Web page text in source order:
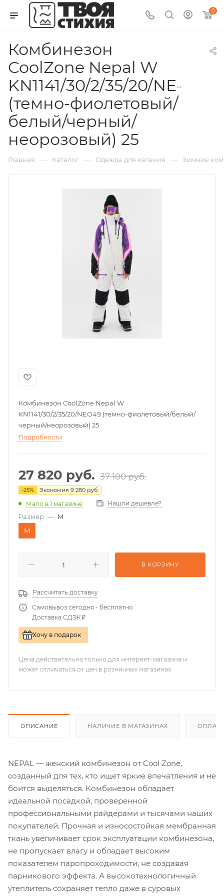
0
Комбинезон
CoolZone Nepal W
KN1141/30/2/35/20/NEO49
(темно-фиолетовый/
белый/черный/
неорозовый) 25
Главная — Каталог — Одежда для катания — Зимние
Комбинезон CoolZone Nepal W
KN1141/30/2/35/20/NEO49 (темно-фиолетовый/белый/
черный/неорозовый) 25
Подробности
27 820 руб. 37 100руб.
-25% Экономия 9 280 руб.
Мало в 1 магазине Нашли дешевле?
Размер — M
M
В КОРЗИНУ
Рассчитать доставку
Самовывоз сегодня - бесплатно
Доставка СДЭК ₽
Хочу в подарок
Цена действительна только для интернет-магазина и
может отличаться от цен в розничных магазинах
ОПИСАНИЕ НАЛИЧИЕ В МАГАЗИНАХ
NEPAL — женский комбинезон от Cool Zone,
созданный для тех, кто ищет яркие впечатления и не
боится выделяться. Комбинезон обладает
идеальной посадкой, проверенной
профессиональными райдерами и тысячами наших
покупателей. Прочная и износостойкая мембранная
ткань увеличивает срок эксплуатации комбинезона,
не пропускает влагу и обладает высоким
показателем паропроходимости, не создавая
парникового эффекта. А высокотехнологичный
утеплитель сохраняет тепло даже в суровых